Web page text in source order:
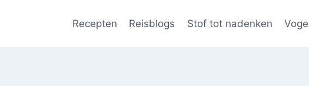
Recepten Reisblogs Stof tot nadenken